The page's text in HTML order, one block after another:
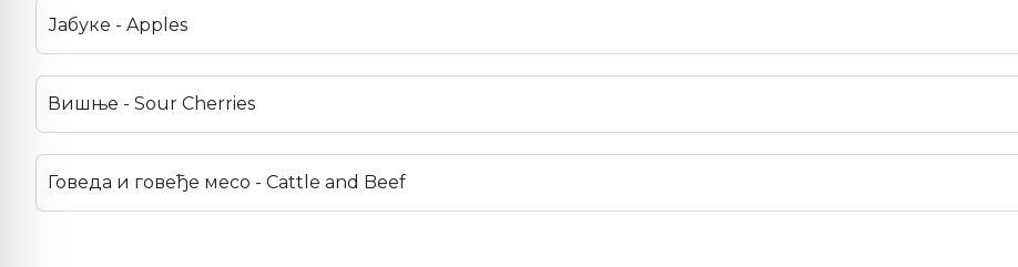
Јабуке - Apples
Вишње - Sour Cherries
Говеда и говеђе месо - Cattle and Beef